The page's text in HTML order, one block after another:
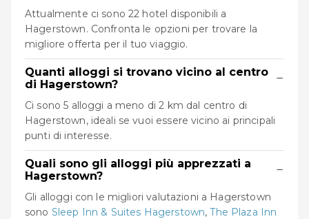
Attualmente ci sono 22 hotel disponibili a
Hagerstown. Confronta le opzioni per trovare la
migliore offerta per il tuo viaggio.
Quanti alloggi si trovano vicino al centro
di Hagerstown?
−
Ci sono 5 alloggi a meno di 2 km dal centro di
Hagerstown, ideali se vuoi essere vicino ai principali
punti di interesse.
Quali sono gli alloggi più apprezzati a
Hagerstown?
−
Gli alloggi con le migliori valutazioni a Hagerstown
sono Sleep Inn & Suites Hagerstown,The Plaza Inn